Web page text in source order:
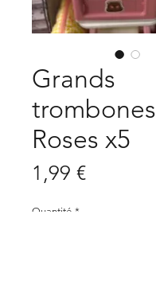
Grands
trombones
Roses x5
1,99 €Prix
Quantité *